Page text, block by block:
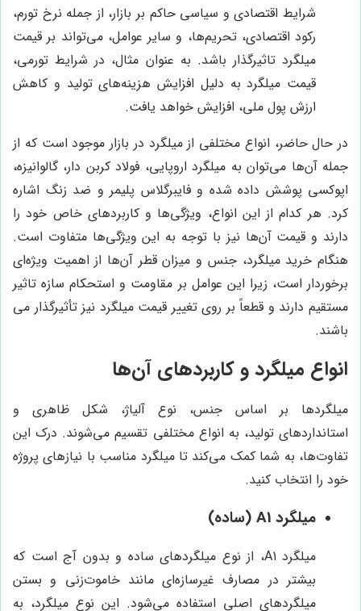
شرایط اقتصادی و سیاسی حاکم بر بازار، از جمله نرخ تورم،
رکود اقتصادی، تحریم‌ها، و سایر عوامل، می‌تواند بر قیمت
میلگرد تاثیرگذار باشد. به عنوان مثال، در شرایط تورمی،
قیمت میلگرد به دلیل افزایش هزینه‌های تولید و کاهش
ارزش پول ملی، افزایش خواهد یافت.
در حال حاضر، انواع مختلفی از میلگرد در بازار موجود است که از
جمله آن‌ها می‌توان به میلگرد اروپایی، فولاد کربن دار، گالوانیزه،
اپوکسی پوشش داده شده و فایبرگلاس پلیمر و ضد زنگ اشاره
کرد. هر کدام از این انواع، ویژگی‌ها و کاربردهای خاص خود را
دارند و قیمت آن‌ها نیز با توجه به این ویژگی‌ها متفاوت است.
هنگام خرید میلگرد، جنس و میزان قطر آن‌ها از اهمیت ویژه‌ای
برخوردار است، زیرا این عوامل بر مقاومت و استحکام سازه تاثیر
مستقیم دارند و قطعاً بر روی تغییر قیمت میلگرد نیز تأثیرگذار می
باشند.
انواع میلگرد و کاربردهای آن‌ها
میلگردها بر اساس جنس، نوع آلیاژ، شکل ظاهری و
استانداردهای تولید، به انواع مختلفی تقسیم می‌شوند. درک این
تفاوت‌ها، به شما کمک می‌کند تا میلگرد مناسب با نیازهای پروژه
خود را انتخاب کنید.
میلگرد A1 (ساده)
میلگرد A1، از نوع میلگردهای ساده و بدون آج است که
بیشتر در مصارف غیرسازه‌ای مانند خاموت‌زنی و بستن
میلگردهای اصلی استفاده می‌شود. این نوع میلگرد، به